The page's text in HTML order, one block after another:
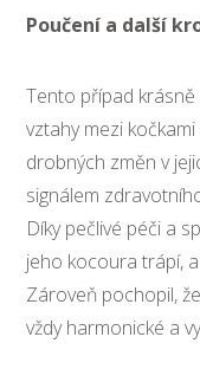
Poučení a další
Tento případ
vztahy mezi
drobných změn v
signálem
Díky pečlivé péči a
jeho kocoura trápí,
Zároveň pochopil,
vždy harmonické a